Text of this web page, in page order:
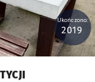
Ukończono:
2019